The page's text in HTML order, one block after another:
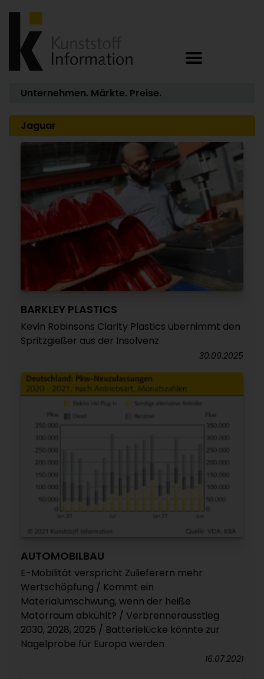
Unternehmen. Märkte. Preise.
Jaguar
BARKLEY PLASTICS
Kevin Robinsons Clarity Plastics übernimmt den
Spritzgießer aus der Insolvenz
30.09.2025
AUTOMOBILBAU
E-Mobilität verspricht Zulieferern mehr
Wertschöpfung / Kommt ein
Materialumschwung, wenn der heiße
Motorraum abkühlt? / Verbrennerausstieg
2030, 2028, 2025 / Batterielücke könnte zur
Nagelprobe für Europa werden
16.07.2021